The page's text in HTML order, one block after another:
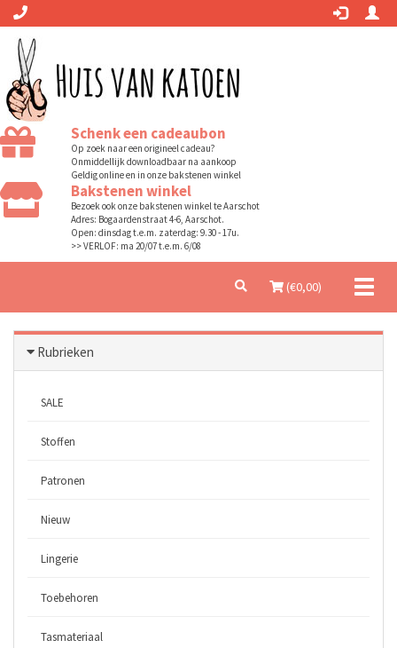
Schenk een cadeaubon
Op zoek naar een origineel cadeau?
Onmiddellijk downloadbaar na aankoop
Geldig online en in onze bakstenen winkel
Bakstenen winkel
Bezoek ook onze bakstenen winkel te Aarschot
Adres: Bogaardenstraat 4-6, Aarschot.
Open: dinsdag t.e.m. zaterdag: 9.30 - 17u.
>> VERLOF: ma 20/07 t.e.m. 6/08
(€0,00)
Rubrieken
SALE
Stoffen
Patronen
Nieuw
Lingerie
Toebehoren
Tasmateriaal